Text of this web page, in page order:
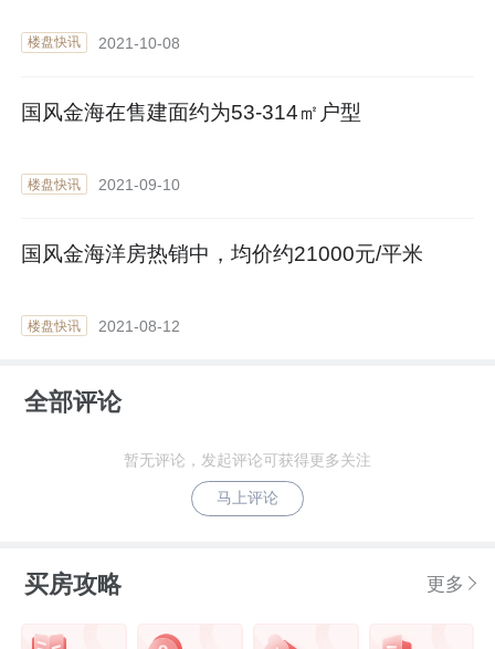
楼盘快讯 2021-10-08
国风金海在售建面约为53-314㎡户型
楼盘快讯 2021-09-10
国风金海洋房热销中，均价约21000元/平米
楼盘快讯 2021-08-12
全部评论
暂无评论，发起评论可获得更多关注
马上评论
买房攻略 更多